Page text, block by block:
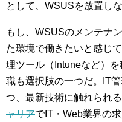
として、WSUSを放置しな
もし、WSUSのメンテナ
た環境で働きたいと感じ
理ツール（Intuneなど）
職も選択肢の一つだ。IT
つ、最新技術に触れられ
ャリアでIT・Web業界の